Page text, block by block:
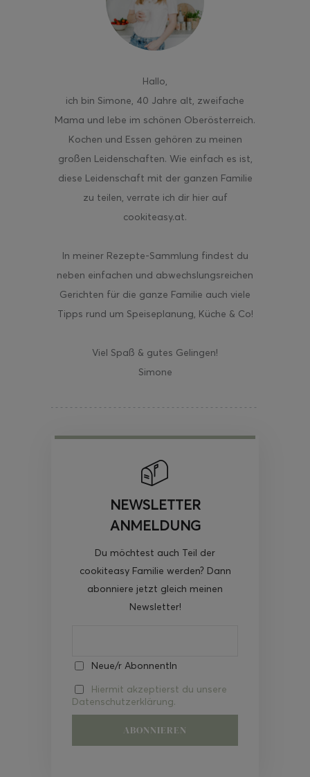
Hallo,
ich bin Simone, 40 Jahre alt, zweifache
Mama und lebe im schönen Oberösterreich.
Kochen und Essen gehören zu meinen
großen Leidenschaften. Wie einfach es ist,
diese Leidenschaft mit der ganzen Familie
zu teilen, verrate ich dir hier auf
cookiteasy.at.
In meiner Rezepte-Sammlung findest du
neben einfachen und abwechslungsreichen
Gerichten für die ganze Familie auch viele
Tipps rund um Speiseplanung, Küche & Co!
Viel Spaß & gutes Gelingen!
Simone
NEWSLETTER
ANMELDUNG
Du möchtest auch Teil der
cookiteasy Familie werden? Dann
abonniere jetzt gleich meinen
Newsletter!
Neue/r AbonnentIn
Hiermit akzeptierst du unsere
Datenschutzerklärung.